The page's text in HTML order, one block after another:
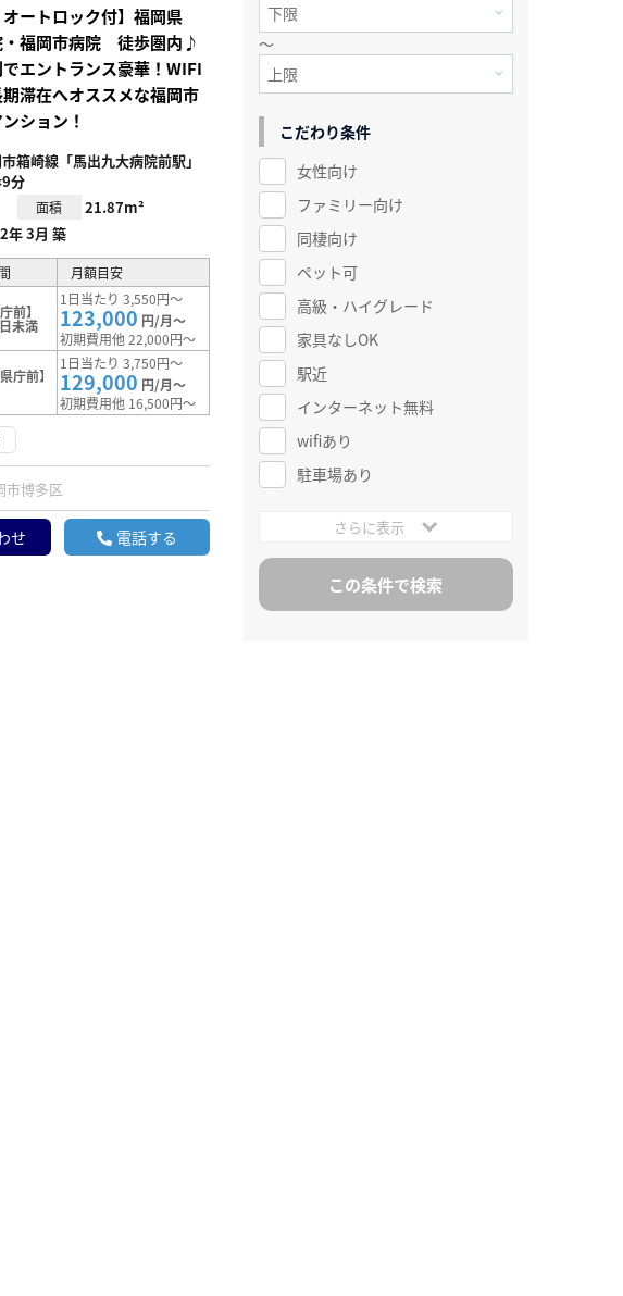
オートロック付】福岡県
・福岡市病院 徒歩圏内♪
エントランス豪華！WIFI
滞在へオススメな福岡市
ション！
箱崎線「馬出九大病院前駅」
分
面積 21.87m²
年 3月 築
月額目安
前】
未満
1日当たり 3,550円～
123,000 円/月～
初期費用他 22,000円～
庁前】
1日当たり 3,750円～
129,000 円/月～
初期費用他 16,500円～
市博多区
せ 電話する
～
こだわり条件
女性向け
ファミリー向け
同棲向け
ペット可
高級・ハイグレード
家具なしOK
駅近
インターネット無料
wifiあり
駐車場あり
さらに表示